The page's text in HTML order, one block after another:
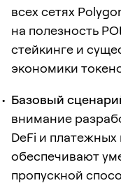
всех сетях
на полезность
стейкинге и
экономики
Базовый
внимание
DeFi и
обеспечивают
пропускной